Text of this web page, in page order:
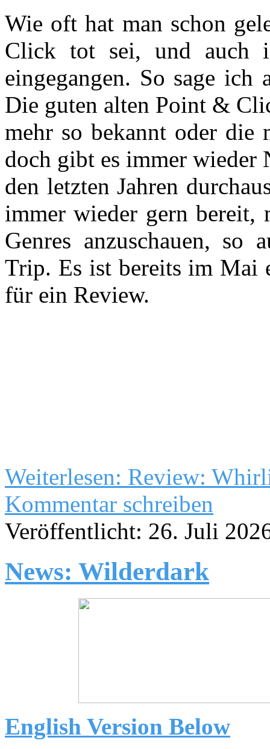
Wie oft hat man schon
Click tot sei,­ und auch
eingegangen. So sage ich
Die guten alten Point &
mehr so bekannt oder die
doch gibt es immer wieder
den letzten Jahren
immer wieder gern bereit,
Genres anzuschauen,
Trip. Es ist bereits im Mai
für ein Review.
Weiterlesen: Review:
Kommentar schreiben
Veröffentlicht: 26. Juli
News: Wilderdark
English Version Below